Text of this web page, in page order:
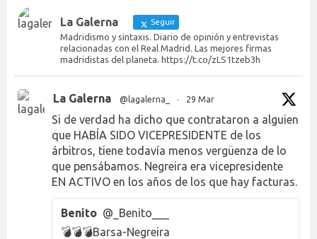
La Galerna Seguir
Madridismo y sintaxis. Diario de opinión y entrevistas
relacionadas con el Real Madrid. Las mejores firmas
madridistas del planeta. https://t.co/zLS1tzeb3h
La Galerna @lagalerna_ · 29 Mar
Si de verdad ha dicho que contrataron a alguien
que HABÍA SIDO VICEPRESIDENTE de los
árbitros, tiene todavía menos vergüenza de lo
que pensábamos. Negreira era vicepresidente
EN ACTIVO en los años de los que hay facturas.
Benito @_Benito___
💣💣💣Barsa-Negreira